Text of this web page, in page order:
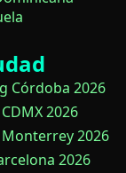
Córdoba 2026
2026
Monterrey 2026
2026